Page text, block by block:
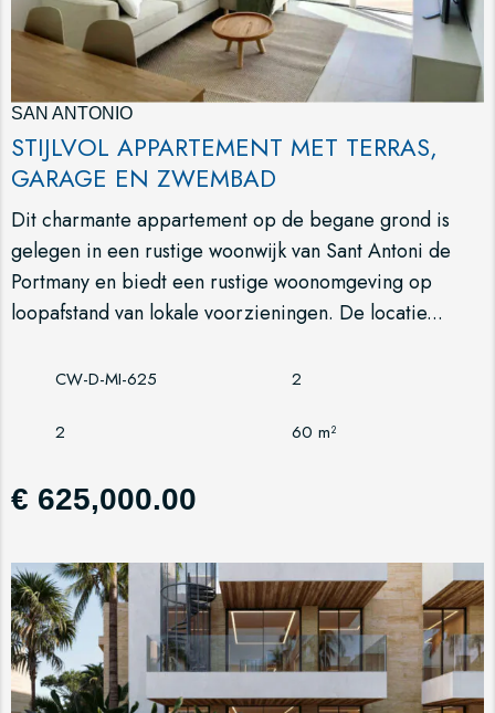
SAN ANTONIO
STIJLVOL APPARTEMENT MET TERRAS,
GARAGE EN ZWEMBAD
Dit charmante appartement op de begane grond is
gelegen in een rustige woonwijk van Sant Antoni de
Portmany en biedt een rustige woonomgeving op
loopafstand van lokale voorzieningen. De locatie...
CW-D-MI-625 2
2 60 m²
€ 625,000.00